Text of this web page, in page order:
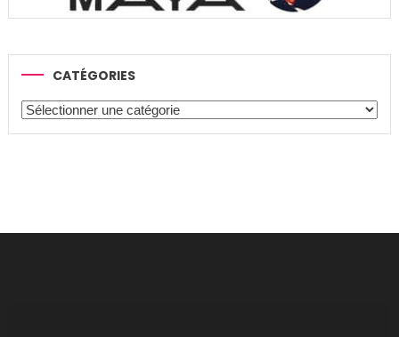
CATÉGORIES
Catégories